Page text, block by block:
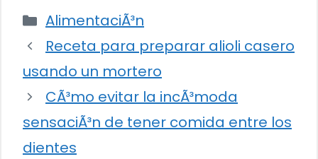
Categorías
AlimentaciÃ³n
Receta para preparar alioli casero
usando un mortero
CÃ³mo evitar la incÃ³moda
sensaciÃ³n de tener comida entre los
dientes